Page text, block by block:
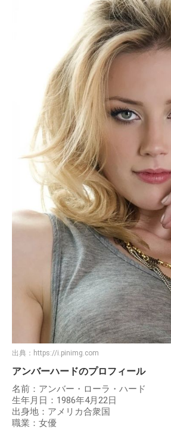
出典： https://i.pinimg.com
アンバーハードのプロフィール
名前：アンバー・ローラ・ハード
生年月日：1986年4月22日
出身地：アメリカ合衆国
職業：女優